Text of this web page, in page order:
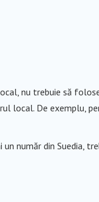
nu trebuie să
local. De exemplu,
număr din Suedia,